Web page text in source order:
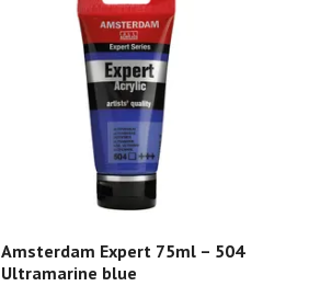
Amsterdam Expert 75ml – 504
Ultramarine blue